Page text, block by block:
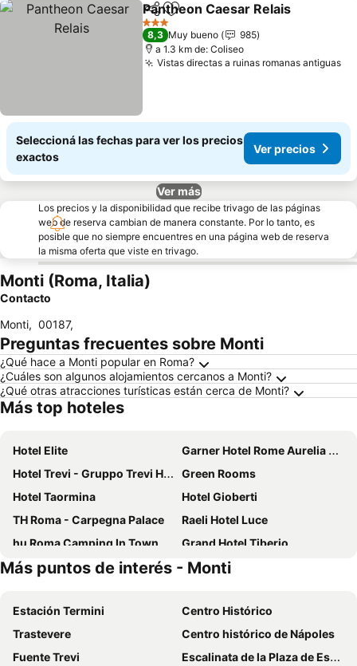
CompartirAñadir a favoritos
Pantheon Caesar Relais
3 Estrellas
8,3 Muy bueno
985
a 1.3 km de: Coliseo
Vistas directas a ruinas romanas antiguas
Seleccioná las fechas para ver los precios
exactos
Ver precios
Ver más
Los precios y la disponibilidad que recibe trivago de las páginas
web de reserva cambian de manera constante. Por lo tanto, es
posible que no siempre encuentres en una página web de reserva
la misma oferta que viste en trivago.
Monti (Roma, Italia)
Contacto
Monti, 00187,
Preguntas frecuentes sobre Monti
¿Qué hace a Monti popular en Roma?
¿Cuáles son algunos alojamientos cercanos a Monti?
¿Qué otras atracciones turísticas están cerca de Monti?
Más top hoteles
Hotel Elite
Garner Hotel Rome Aurelia By Ihg
Hotel Trevi - Gruppo Trevi Hotels
Green Rooms
Hotel Taormina
Hotel Gioberti
TH Roma - Carpegna Palace
Raeli Hotel Luce
hu Roma Camping In Town
Grand Hotel Tiberio
Hotel Accademia
Hotel Fontana
Hotel King
Hotel Principe Di Piemonte
Hotel Roma Tor Vergata
Hotel Napoleon
Fenix Hotel
Monti Palace Hotel
Más puntos de interés - Monti
Estación Termini
Centro Histórico
Trastevere
Centro histórico de Nápoles
Fuente Trevi
Escalinata de la Plaza de España y Plaza de España